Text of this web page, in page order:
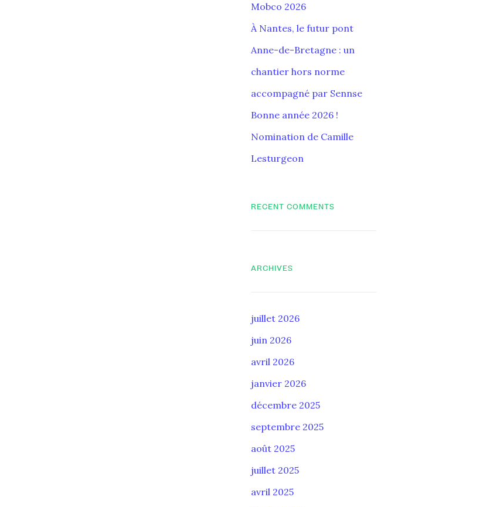
Mobco 2026
À Nantes, le futur pont
Anne-de-Bretagne : un
chantier hors norme
accompagné par Sennse
Bonne année 2026 !
Nomination de Camille
Lesturgeon
RECENT COMMENTS
ARCHIVES
juillet 2026
juin 2026
avril 2026
janvier 2026
décembre 2025
septembre 2025
août 2025
juillet 2025
avril 2025